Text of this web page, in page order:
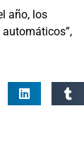
año, los